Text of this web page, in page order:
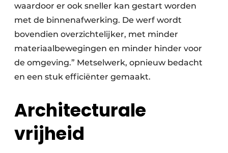
waardoor er ook sneller kan gestart worden
met de binnenafwerking. De werf wordt
bovendien overzichtelijker, met minder
materiaalbewegingen en minder hinder voor
de omgeving.” Metselwerk, opnieuw bedacht
en een stuk efficiënter gemaakt.
Architecturale
vrijheid